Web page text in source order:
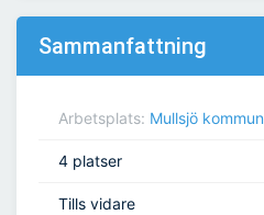
Sammanfattning
Arbetsplats: Mullsjö kommun
4 platser
Tills vidare